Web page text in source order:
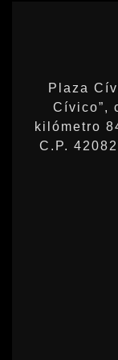
Plaza
Cívico”,
kilómetro
C.P.